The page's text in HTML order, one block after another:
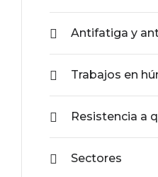
Antifatiga y
Trabajos en
Resistencia a
Sectores